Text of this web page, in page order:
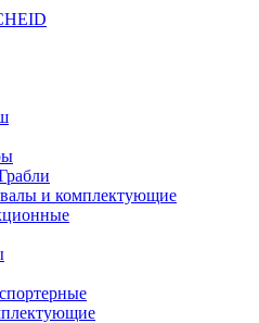
и комплектующие